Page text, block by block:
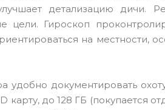
детализацию дичи.
Гироскоп
на местности,
документировать
до 128 ГБ (покупается